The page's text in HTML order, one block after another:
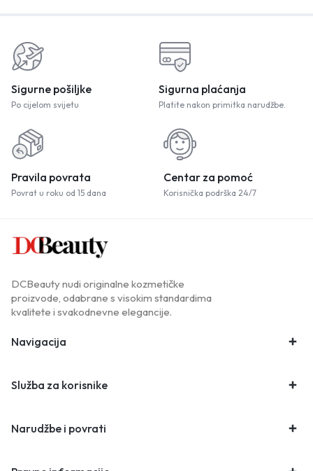
Sigurne pošiljke
Po cijelom svijetu
Sigurna plaćanja
Platite nakon primitka narudžbe.
Pravila povrata
Povrat u roku od 15 dana
Centar za pomoć
Korisnička podrška 24/7
DCBeauty nudi originalne kozmetičke
proizvode, odabrane s visokim standardima
kvalitete i svakodnevne elegancije.
Navigacija
Služba za korisnike
Narudžbe i povrati